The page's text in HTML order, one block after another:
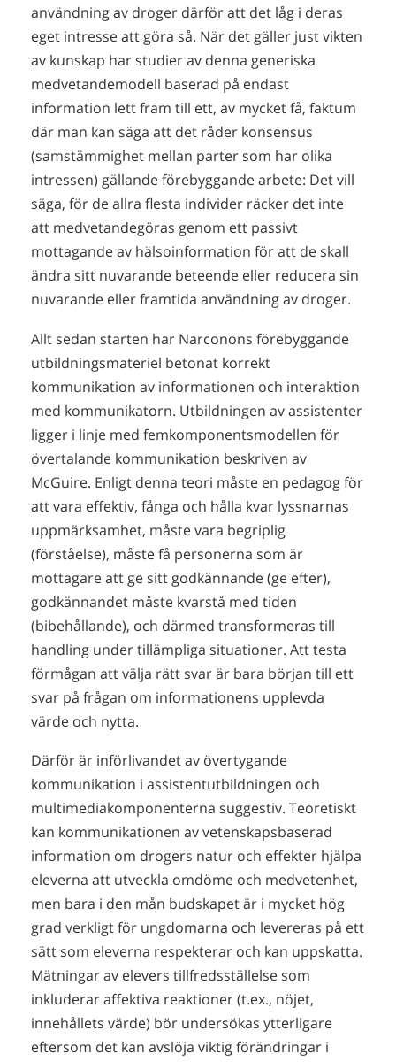
användning av droger därför att det låg i deras
eget intresse att göra så. När det gäller just vikten
av kunskap har studier av denna generiska
medvetandemodell baserad på endast
information lett fram till ett, av mycket få, faktum
där man kan säga att det råder konsensus
(samstämmighet mellan parter som har olika
intressen) gällande förebyggande arbete: Det vill
säga, för de allra flesta individer räcker det inte
att medvetandegöras genom ett passivt
mottagande av hälsoinformation för att de skall
ändra sitt nuvarande beteende eller reducera sin
nuvarande eller framtida användning av droger.
Allt sedan starten har Narconons förebyggande
utbildningsmateriel betonat korrekt
kommunikation av informationen och interaktion
med kommunikatorn. Utbildningen av assistenter
ligger i linje med femkomponentsmodellen för
övertalande kommunikation beskriven av
McGuire. Enligt denna teori måste en pedagog för
att vara effektiv, fånga och hålla kvar lyssnarnas
uppmärksamhet, måste vara begriplig
(förståelse), måste få personerna som är
mottagare att ge sitt godkännande (ge efter),
godkännandet måste kvarstå med tiden
(bibehållande), och därmed transformeras till
handling under tillämpliga situationer. Att testa
förmågan att välja rätt svar är bara början till ett
svar på frågan om informationens upplevda
värde och nytta.
Därför är införlivandet av övertygande
kommunikation i assistentutbildningen och
multimediakomponenterna suggestiv. Teoretiskt
kan kommunikationen av vetenskapsbaserad
information om drogers natur och effekter hjälpa
eleverna att utveckla omdöme och medvetenhet,
men bara i den mån budskapet är i mycket hög
grad verkligt för ungdomarna och levereras på ett
sätt som eleverna respekterar och kan uppskatta.
Mätningar av elevers tillfredsställelse som
inkluderar affektiva reaktioner (t.ex., nöjet,
innehållets värde) bör undersökas ytterligare
eftersom det kan avslöja viktig förändringar i